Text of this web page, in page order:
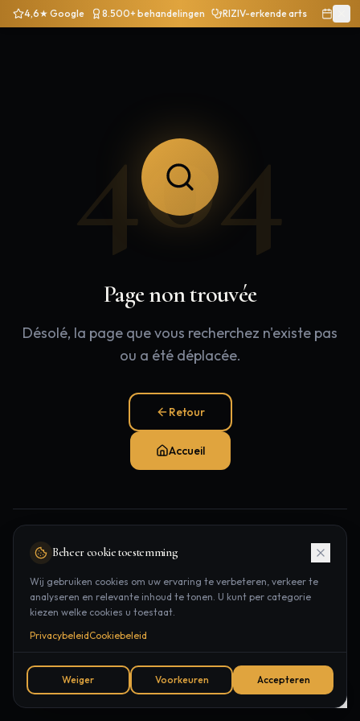
4,6★ Google 8.500+ behandelingen RIZIV-erkende arts
404
Page non trouvée
Désolé, la page que vous recherchez n'existe pas
ou a été déplacée.
Retour
Accueil
Traitements Épilation laser
Contact
Rendez-vous
Beheer cookie toestemming
Wij gebruiken cookies om uw ervaring te verbeteren, verkeer te
analyseren en relevante inhoud te tonen. U kunt per categorie
kiezen welke cookies u toestaat.
PrivacybeleidCookiebeleid
Weiger Voorkeuren Accepteren